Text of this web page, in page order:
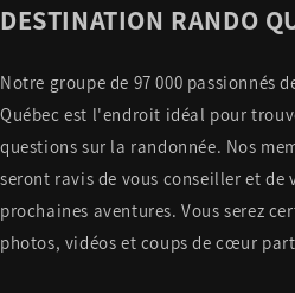
DESTINATION RANDO
Notre groupe de 97 000 passionnés
Québec est l'endroit idéal pour
questions sur la randonnée. Nos
seront ravis de vous conseiller et de
prochaines aventures. Vous serez
photos, vidéos et coups de cœur